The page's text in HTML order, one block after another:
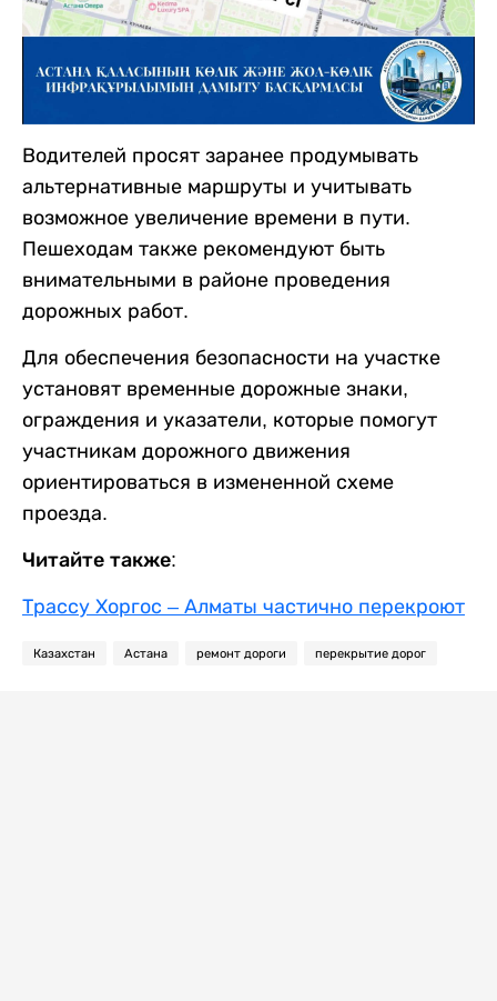
Водителей просят заранее продумывать
альтернативные маршруты и учитывать
возможное увеличение времени в пути.
Пешеходам также рекомендуют быть
внимательными в районе проведения
дорожных работ.
Для обеспечения безопасности на участке
установят временные дорожные знаки,
ограждения и указатели, которые помогут
участникам дорожного движения
ориентироваться в измененной схеме
проезда.
Читайте также:
Трассу Хоргос – Алматы частично перекроют
Казахстан Астана ремонт дороги перекрытие дорог